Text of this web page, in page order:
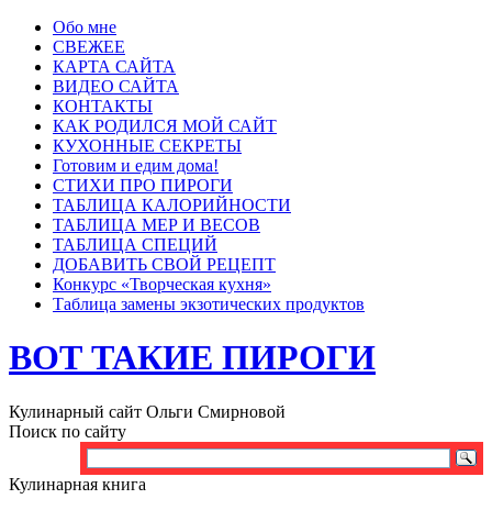
Обо мне
СВЕЖЕЕ
КАРТА САЙТА
ВИДЕО САЙТА
КОНТАКТЫ
КАК РОДИЛСЯ МОЙ САЙТ
КУХОННЫЕ СЕКРЕТЫ
Готовим и едим дома!
СТИХИ ПРО ПИРОГИ
ТАБЛИЦА КАЛОРИЙНОСТИ
ТАБЛИЦА МЕР И ВЕСОВ
ТАБЛИЦА СПЕЦИЙ
ДОБАВИТЬ СВОЙ РЕЦЕПТ
Конкурс «Творческая кухня»
Таблица замены экзотических продуктов
ВОТ ТАКИЕ ПИРОГИ
Кулинарный сайт Ольги Смирновой
Поиск по сайту
Кулинарная книга